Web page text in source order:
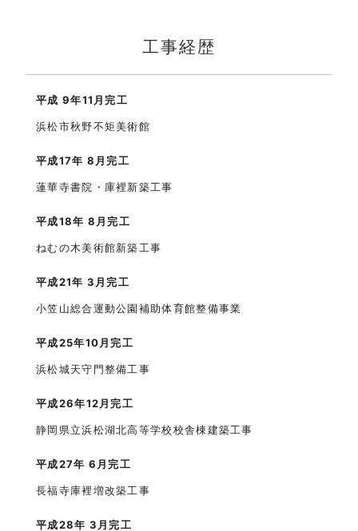
工事経歴
平成 9年11月完工
浜松市秋野不矩美術館
平成17年 8月完工
蓮華寺書院・庫裡新築工事
平成18年 8月完工
ねむの木美術館新築工事
平成21年 3月完工
小笠山総合運動公園補助体育館整備事業
平成25年10月完工
浜松城天守門整備工事
平成26年12月完工
静岡県立浜松湖北高等学校校舎棟建築工事
平成27年 6月完工
長福寺庫裡増改築工事
平成28年 3月完工